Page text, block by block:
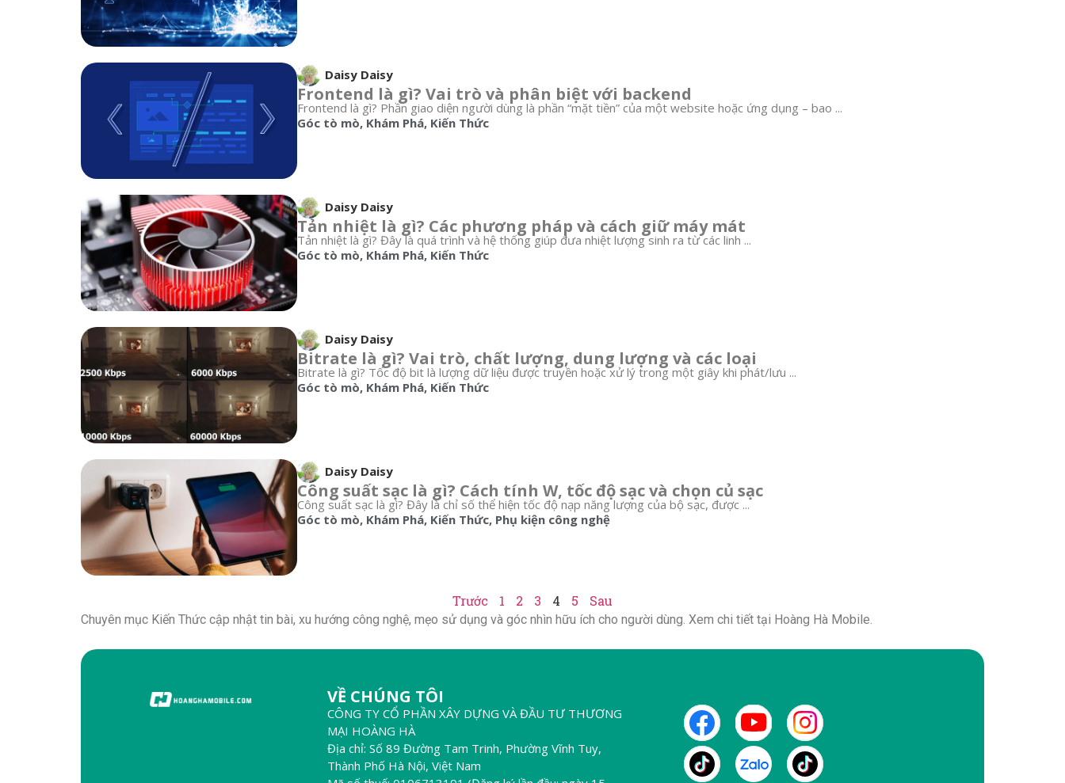
Daisy Daisy
Frontend là gì? Vai trò và phân biệt với backend
Frontend là gì? Phần giao diện người dùng là phần “mặt tiền” của một website hoặc ứng dụng – bao ...
Góc tò mò, Khám Phá, Kiến Thức
Daisy Daisy
Tản nhiệt là gì? Các phương pháp và cách giữ máy mát
Tản nhiệt là gì? Đây là quá trình và hệ thống giúp đưa nhiệt lượng sinh ra từ các linh ...
Góc tò mò, Khám Phá, Kiến Thức
Daisy Daisy
Bitrate là gì? Vai trò, chất lượng, dung lượng và các loại
Bitrate là gì? Tốc độ bit là lượng dữ liệu được truyền hoặc xử lý trong một giây khi phát/lưu ...
Góc tò mò, Khám Phá, Kiến Thức
Daisy Daisy
Công suất sạc là gì? Cách tính W, tốc độ sạc và chọn củ sạc
Công suất sạc là gì? Đây là chỉ số thể hiện tốc độ nạp năng lượng của bộ sạc, được ...
Góc tò mò, Khám Phá, Kiến Thức, Phụ kiện công nghệ
Trước 1 2 3 4 5 Sau
Chuyên mục Kiến Thức cập nhật tin bài, xu hướng công nghệ, mẹo sử dụng và góc nhìn hữu ích cho người dùng. Xem chi tiết tại Hoàng Hà Mobile.
VỀ CHÚNG TÔI
CÔNG TY CỔ PHẦN XÂY DỰNG VÀ ĐẦU TƯ THƯƠNG
MẠI HOÀNG HÀ
Địa chỉ: Số 89 Đường Tam Trinh, Phường Vĩnh Tuy,
Thành Phố Hà Nội, Việt Nam